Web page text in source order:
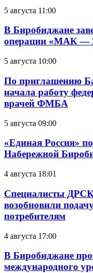
5 августа 11:00
В Биробиджане
операции «МАК —
5 августа 10:00
По приглашению
начала работу
врачей ФМБА
5 августа 09:00
«Единая Россия»
Набережной
4 августа 18:01
Специалисты ДРСК
возобновили
потребителям
4 августа 17:00
В Биробиджане
международного